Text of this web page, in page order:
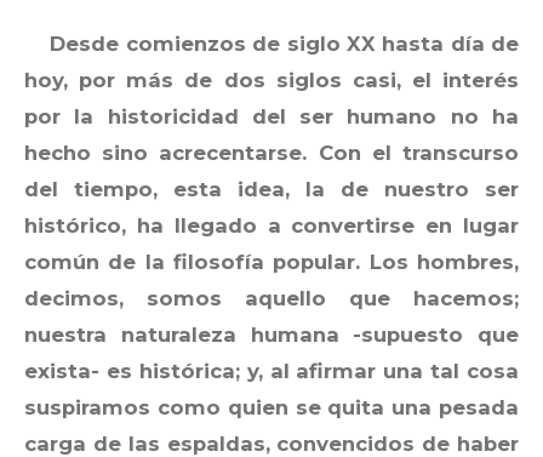
Desde comienzos de siglo XX hasta día de
hoy, por más de dos siglos casi, el interés
por la historicidad del ser humano no ha
hecho sino acrecentarse. Con el transcurso
del tiempo, esta idea, la de nuestro ser
histórico, ha llegado a convertirse en lugar
común de la filosofía popular. Los hombres,
decimos, somos aquello que hacemos;
nuestra naturaleza humana -supuesto que
exista- es histórica; y, al afirmar una tal cosa
suspiramos como quien se quita una pesada
carga de las espaldas, convencidos de haber